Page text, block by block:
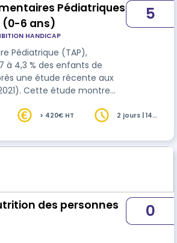
Pédiatriques
(0-6 ans)
HANDICAP
Pédiatrique (TAP),
à 4,3 % des enfants de
une étude récente aux
Cette étude montre
les enfants de moins de 5
de l'Autisme, cette
5
> 420€ HT
2 jours | 14
des personnes
0